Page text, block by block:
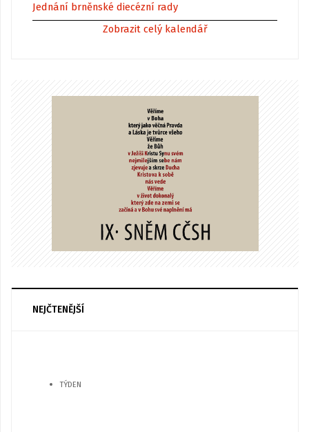
Jednání brněnské diecézní rady
Zobrazit celý kalendář
NEJČTENĚJŠÍ
TÝDEN